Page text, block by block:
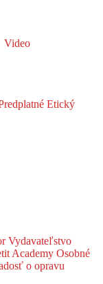
Video
Etický
Vydavateľstvo
Academy Osobné
o opravu